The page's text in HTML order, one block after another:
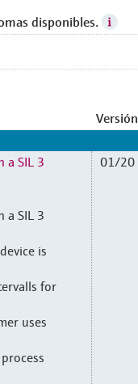
disponibles.
Versión
a SIL 3
a SIL 3
is
for
uses
01/20